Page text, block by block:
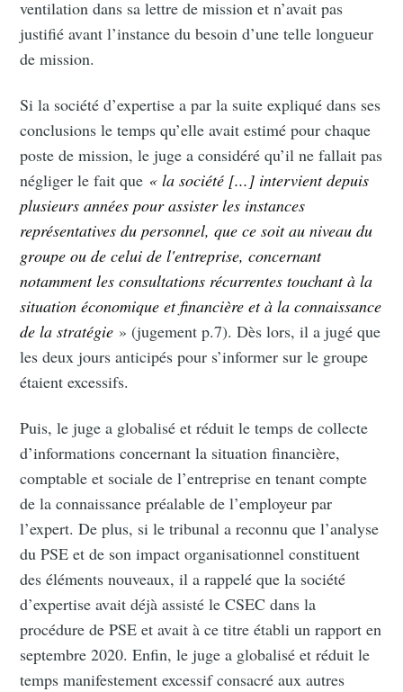
ventilation dans sa lettre de mission et n’avait pas
justifié avant l’instance du besoin d’une telle longueur
de mission.
Si la société d’expertise a par la suite expliqué dans ses
conclusions le temps qu’elle avait estimé pour chaque
poste de mission, le juge a considéré qu’il ne fallait pas
négliger le fait que « la société [...] intervient depuis
plusieurs années pour assister les instances
représentatives du personnel, que ce soit au niveau du
groupe ou de celui de l'entreprise, concernant
notamment les consultations récurrentes touchant à la
situation économique et financière et à la connaissance
de la stratégie » (jugement p.7). Dès lors, il a jugé que
les deux jours anticipés pour s’informer sur le groupe
étaient excessifs.
Puis, le juge a globalisé et réduit le temps de collecte
d’informations concernant la situation financière,
comptable et sociale de l’entreprise en tenant compte
de la connaissance préalable de l’employeur par
l’expert. De plus, si le tribunal a reconnu que l’analyse
du PSE et de son impact organisationnel constituent
des éléments nouveaux, il a rappelé que la société
d’expertise avait déjà assisté le CSEC dans la
procédure de PSE et avait à ce titre établi un rapport en
septembre 2020. Enfin, le juge a globalisé et réduit le
temps manifestement excessif consacré aux autres